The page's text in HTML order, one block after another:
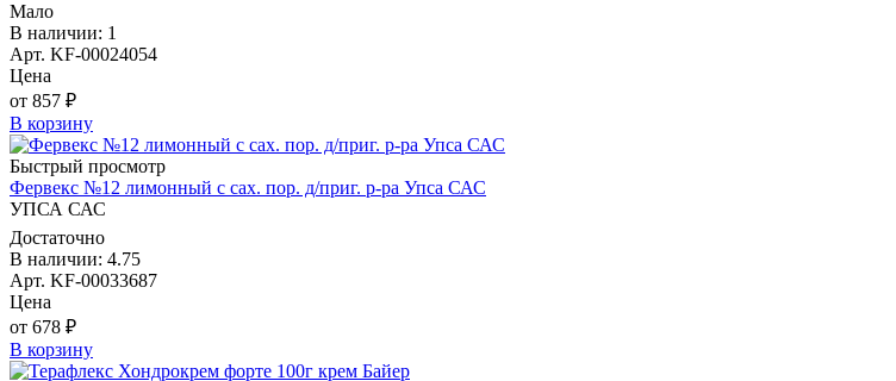
Мало
В наличии: 1
Арт. KF-00024054
Цена
от 857 ₽
В корзину
Быстрый просмотр
Фервекс №12 лимонный с сах. пор. д/приг. р-ра Упса САС
УПСА САС
Достаточно
В наличии: 4.75
Арт. KF-00033687
Цена
от 678 ₽
В корзину